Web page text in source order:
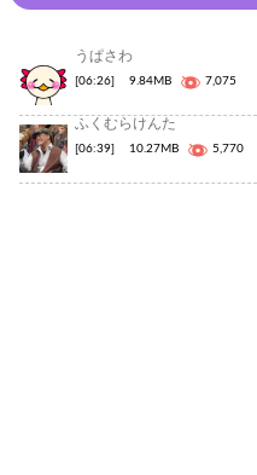
うぱさわ
[06:26] 9.84MB 7,075
ふくむらけんた
[06:39] 10.27MB 5,770